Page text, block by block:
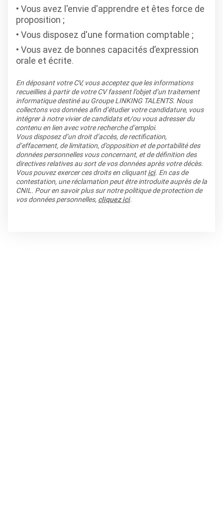
Vous avez l'envie d'apprendre et êtes force de
proposition ;
Vous disposez d'une formation comptable ;
Vous avez de bonnes capacités d’expression
orale et écrite.
En déposant votre CV, vous acceptez que les informations
recueillies à partir de votre CV fassent l’objet d’un traitement
informatique destiné au Groupe LINKING TALENTS. Nous
collectons vos données afin d’étudier votre candidature, vous
intégrer à notre vivier de candidats et/ou vous adresser du
contenu en lien avec votre recherche d’emploi.
Vous disposez d’un droit d’accès, de rectification,
d’effacement, de limitation, d’opposition et de portabilité des
données personnelles vous concernant, et de définition des
directives relatives au sort de vos données après votre décès.
Vous pouvez exercer ces droits en cliquantici. En cas de
contestation, une réclamation peut être introduite auprès de la
CNIL. Pour en savoir plus sur notre politique de protection de
vos données personnelles, cliquez ici.